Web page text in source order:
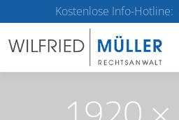
Kostenlose Info-Hotline: